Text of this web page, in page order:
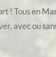
! Tous en
avec ou